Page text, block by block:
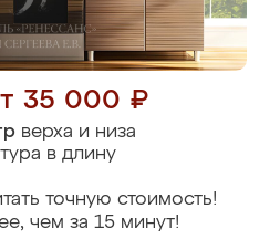
35 000 ₽
верха и низа
в длину
точную стоимость!
чем за 15 минут!